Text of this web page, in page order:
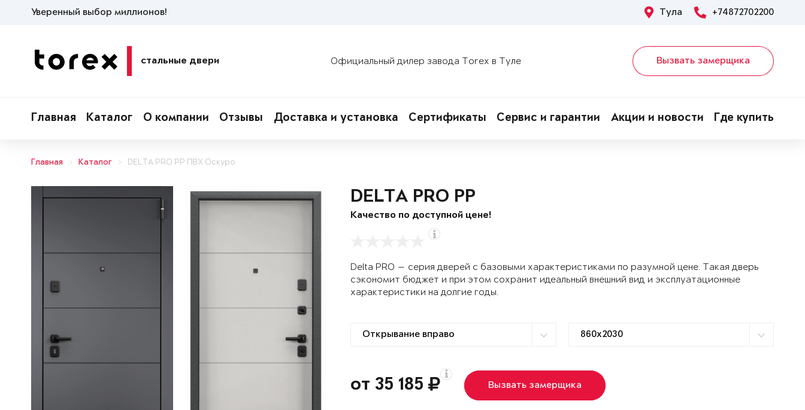
Уверенный выбор миллионов! Тула +74872702200
стальные двери Официальный дилер завода Torex в Туле Вызвать замерщика
Главная Каталог О компании Отзывы Доставка и установка Сертификаты Сервис и гарантии Акции и новости Где купить
Главная Каталог DELTA PRO PP ПВХ Оскуро
DELTA PRO PP
Качество по доступной цене!
Delta PRO — серия дверей с базовыми характеристиками по разумной цене. Такая дверь
сэкономит бюджет и при этом сохранит идеальный внешний вид и эксплуатационные
характеристики на долгие годы.
от 35 185 Вызвать замерщика